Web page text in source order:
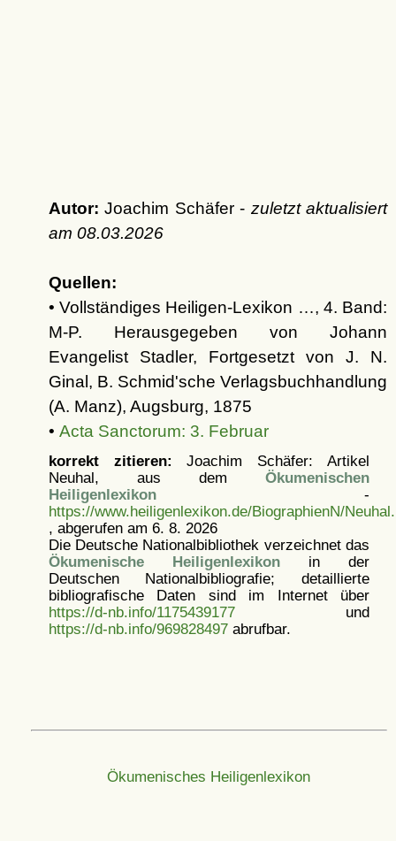
Autor: Joachim Schäfer - zuletzt aktualisiert
am 08.03.2026
Quellen:
• Vollständiges Heiligen-Lexikon …, 4. Band:
M-P. Herausgegeben von Johann
Evangelist Stadler, Fortgesetzt von J. N.
Ginal, B. Schmid'sche Verlagsbuchhandlung
(A. Manz), Augsburg, 1875
• Acta Sanctorum: 3. Februar
korrekt zitieren: Joachim Schäfer: Artikel
Neuhal, aus dem Ökumenischen
Heiligenlexikon-
https://www.heiligenlexikon.de/BiographienN/
, abgerufen am 6. 8. 2026
Die Deutsche Nationalbibliothek verzeichnet das
Ökumenische Heiligenlexikonin der
Deutschen Nationalbibliografie; detaillierte
bibliografische Daten sind im Internet über
https://d-nb.info/1175439177und
https://d-nb.info/969828497abrufbar.
Ökumenisches Heiligenlexikon